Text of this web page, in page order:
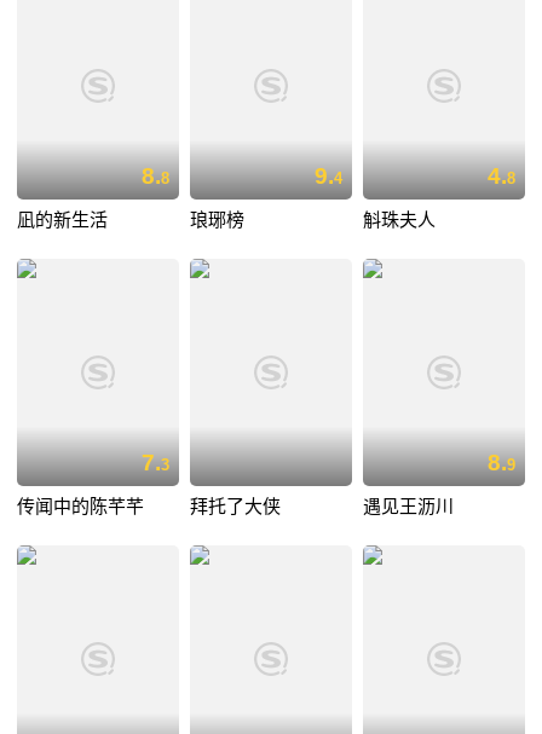
8.8
凪的新生活
9.4
琅琊榜
4.8
斛珠夫人
7.3
传闻中的陈芊芊 拜托了大侠
8.9
遇见王沥川